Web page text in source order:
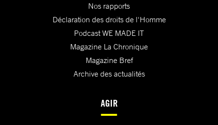
Nos rapports
Déclaration des droits de l'Homme
Podcast WE MADE IT
Magazine La Chronique
Magazine Bref
Archive des actualités
AGIR